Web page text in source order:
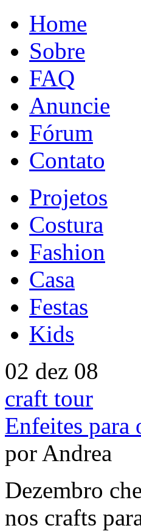
Home
Sobre
FAQ
Anuncie
Fórum
Contato
Projetos
Costura
Fashion
Casa
Festas
Kids
02 dez 08
craft tour
Enfeites para
por Andrea
Dezembro
nos crafts